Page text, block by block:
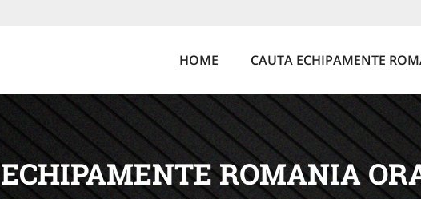
HOME CAUTA ECHIPAMENTE
ECHIPAMENTE ROMANIA